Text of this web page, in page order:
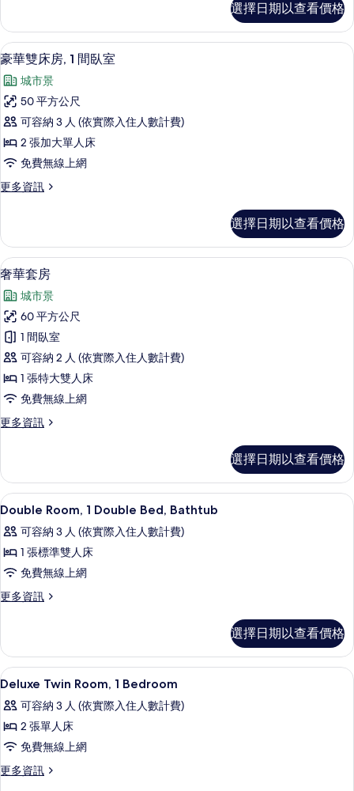
相
片
四
人
房
詳
情
選擇日期以查看價格
顯
示
豪
華
雙
床
1
臥
室
的
所
有
相
片
豪華雙床房, 1 間臥室 | 1 間臥室、高
8
豪華雙床房, 1 間臥室
城市景
50 平方公尺
可容納 3 人 (依實際入住人數計費)
2 張加大單人床
免費無線上網
更多資訊
更
雙
床
房,
間
臥
室
的
詳
情
選擇日期以查看價格
顯
示
奢
華
套
房
的
有
片
奢華套房 | 1 間臥室、高級寢具、免費
10
奢華套房
城市景
60 平方公尺
1 間臥室
可容納 2 人 (依實際入住人數計費)
1 張特大雙人床
免費無線上網
更多資訊
更
套
房
的
情
選擇日期以查看價格
顯
示
Double
Room,
Double
的
所
有
相
片
1 間臥室、高級寢具、免費迷你吧、客
5
Double Room, 1 Double Bed, Bathtub
可容納 3 人 (依實際入住人數計費)
1 張標準雙人床
免費無線上網
更多資訊
更
1
Double
Bed,
的
詳
選擇日期以查看價格
顯
示
Deluxe
Twin
Room,
1
1 間臥室、高級寢具、免費迷你吧、客
8
Deluxe Twin Room, 1 Bedroom
可容納 3 人 (依實際入住人數計費)
2 張單人床
免費無線上網
更多資訊
更